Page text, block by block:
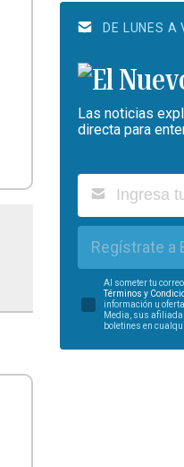
DE LUNES A
Las noticias
directa para
Regístrate a
Al someter tu
Términos y
información u
Media, sus
boletines en